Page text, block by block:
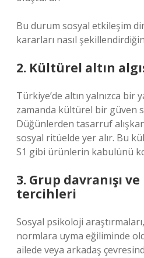
Bu durum sosyal etkileşim
kararları nasıl
2. Kültürel altın
Türkiye’de altın yalnızca bir
zamanda kültürel bir güven
Düğünlerden tasarruf
sosyal ritüelde yer alır. Bu
S1 gibi ürünlerin kabulünü
3. Grup davranışı
tercihleri
Sosyal psikoloji
normlara uyma eğiliminde
ailede veya arkadaş